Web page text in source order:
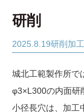
研削
2025.8.19研削加工
城北工範製作所で
φ3×L300の内面研
小径長穴は、加工